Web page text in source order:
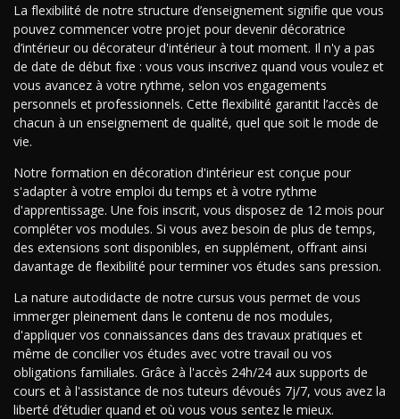
La flexibilité de notre structure d’enseignement signifie que vous
pouvez commencer votre projet pour devenir décoratrice
d’intérieur ou décorateur d'intérieur à tout moment. Il n'y a pas
de date de début fixe : vous vous inscrivez quand vous voulez et
vous avancez à votre rythme, selon vos engagements
personnels et professionnels. Cette flexibilité garantit l’accès de
chacun à un enseignement de qualité, quel que soit le mode de
vie.
Notre formation en décoration d'intérieur est conçue pour
s'adapter à votre emploi du temps et à votre rythme
d'apprentissage. Une fois inscrit, vous disposez de 12 mois pour
compléter vos modules. Si vous avez besoin de plus de temps,
des extensions sont disponibles, en supplément, offrant ainsi
davantage de flexibilité pour terminer vos études sans pression.
La nature autodidacte de notre cursus vous permet de vous
immerger pleinement dans le contenu de nos modules,
d'appliquer vos connaissances dans des travaux pratiques et
même de concilier vos études avec votre travail ou vos
obligations familiales. Grâce à l'accès 24h/24 aux supports de
cours et à l'assistance de nos tuteurs dévoués 7j/7, vous avez la
liberté d’étudier quand et où vous vous sentez le mieux.